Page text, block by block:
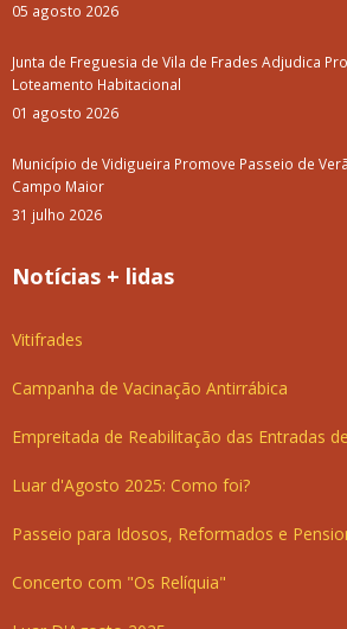
05 agosto 2026
Junta de Freguesia de Vila de Frades Adjudica
Loteamento Habitacional
01 agosto 2026
Município de Vidigueira Promove Passeio de
Campo Maior
31 julho 2026
Notícias + lidas
Vitifrades
Campanha de Vacinação Antirrábica
Empreitada de Reabilitação das Entradas
Luar d'Agosto 2025: Como foi?
Passeio para Idosos, Reformados e
Concerto com "Os Relíquia"